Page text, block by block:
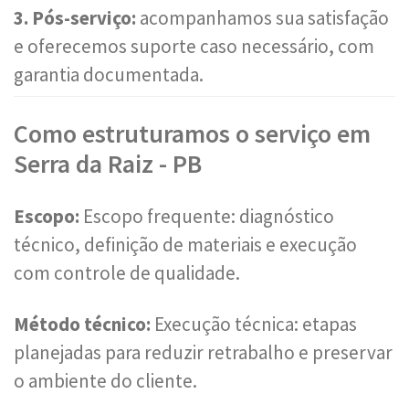
3. Pós-serviço: acompanhamos sua satisfação
e oferecemos suporte caso necessário, com
garantia documentada.
Como estruturamos o serviço em
Serra da Raiz - PB
Escopo: Escopo frequente: diagnóstico
técnico, definição de materiais e execução
com controle de qualidade.
Método técnico: Execução técnica: etapas
planejadas para reduzir retrabalho e preservar
o ambiente do cliente.